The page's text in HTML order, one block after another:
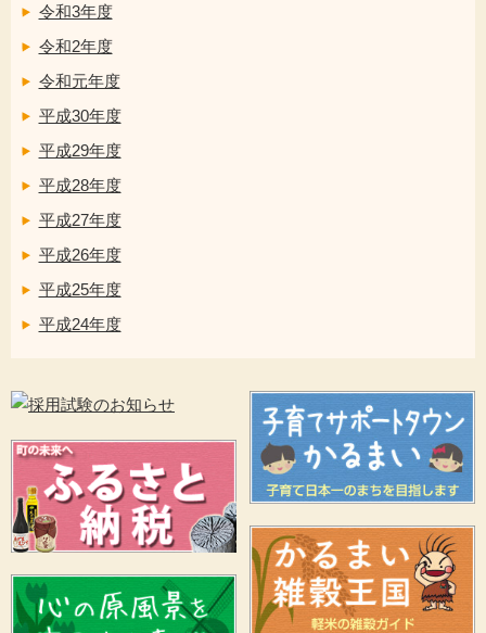
令和3年度
令和2年度
令和元年度
平成30年度
平成29年度
平成28年度
平成27年度
平成26年度
平成25年度
平成24年度